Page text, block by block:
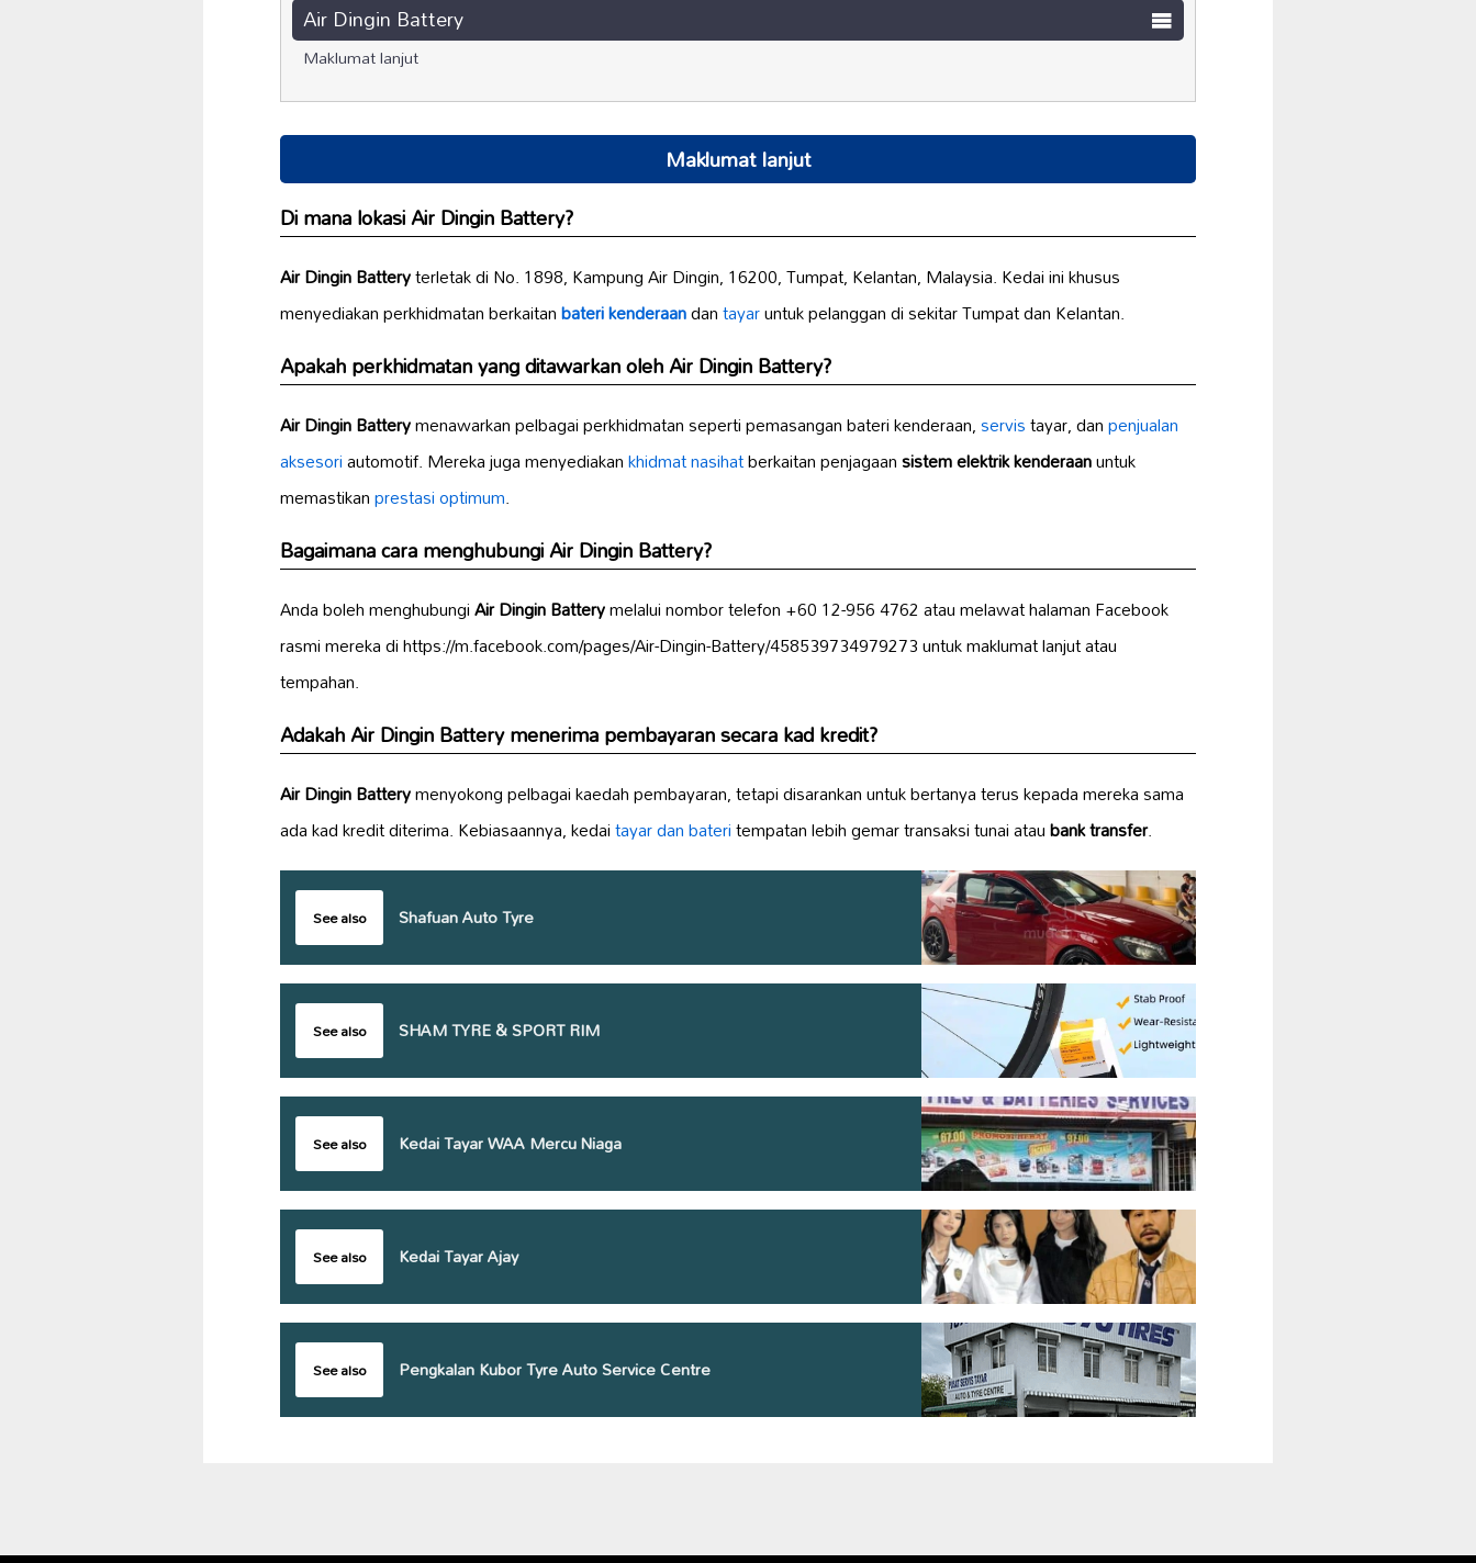
Air Dingin Battery
Maklumat lanjut
Maklumat lanjut
Di mana lokasi Air Dingin Battery?
Air Dingin Batteryterletak di No. 1898, Kampung Air Dingin, 16200, Tumpat, Kelantan, Malaysia. Kedai ini khusus
menyediakan perkhidmatan berkaitanbateri kenderaandantayaruntuk pelanggan di sekitar Tumpat dan Kelantan.
Apakah perkhidmatan yang ditawarkan oleh Air Dingin Battery?
Air Dingin Batterymenawarkan pelbagai perkhidmatan seperti pemasangan bateri kenderaan,servistayar, danpenjualan
aksesoriautomotif. Mereka juga menyediakankhidmat nasihatberkaitan penjagaansistem elektrik kenderaanuntuk
memastikanprestasi optimum.
Bagaimana cara menghubungi Air Dingin Battery?
Anda boleh menghubungiAir Dingin Batterymelalui nombor telefon +60 12-956 4762 atau melawat halaman Facebook
rasmi mereka di https://m.facebook.com/pages/Air-Dingin-Battery/458539734979273 untuk maklumat lanjut atau
tempahan.
Adakah Air Dingin Battery menerima pembayaran secara kad kredit?
Air Dingin Batterymenyokong pelbagai kaedah pembayaran, tetapi disarankan untuk bertanya terus kepada mereka sama
ada kad kredit diterima. Kebiasaannya, kedaitayar dan bateritempatan lebih gemar transaksi tunai ataubank transfer.
See also Shafuan Auto Tyre
See also SHAM TYRE & SPORT RIM
See also Kedai Tayar WAA Mercu Niaga
See also Kedai Tayar Ajay
See also Pengkalan Kubor Tyre Auto Service Centre